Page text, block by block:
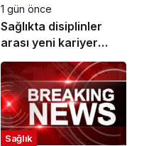
1 gün önce
Sağlıkta disiplinler
arası yeni kariyer
dönemi
Sağlık